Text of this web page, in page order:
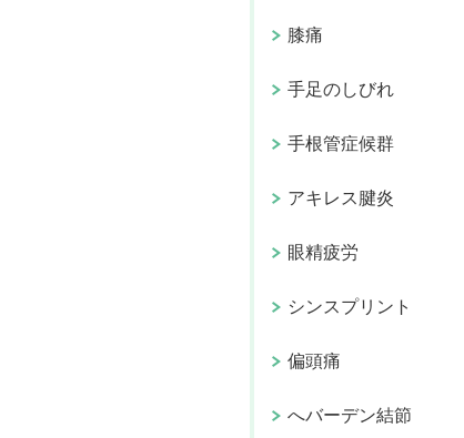
膝痛
手足のしびれ
手根管症候群
アキレス腱炎
眼精疲労
シンスプリント
偏頭痛
へバーデン結節